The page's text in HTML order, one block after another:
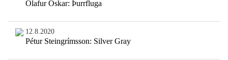
Ólafur Óskar: Þurrfluga
12.8.2020
Pétur Steingrímsson: Silver Gray